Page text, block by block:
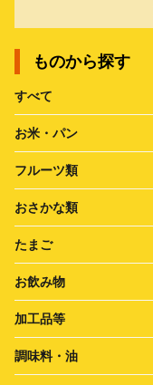
ものから探す
すべて
お米・パン
フルーツ類
おさかな類
たまご
お飲み物
加工品等
調味料・油